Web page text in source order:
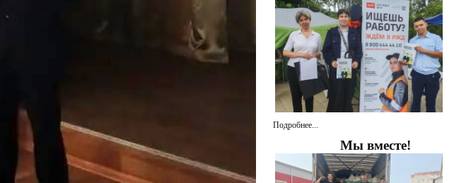
Подробнее...
Мы вместе!